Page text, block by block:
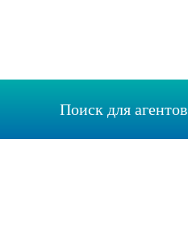
Поиск для агентов